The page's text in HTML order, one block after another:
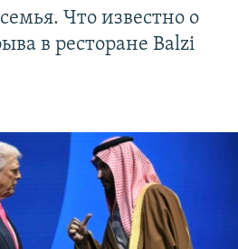
Что известно о
в ресторане Balzi